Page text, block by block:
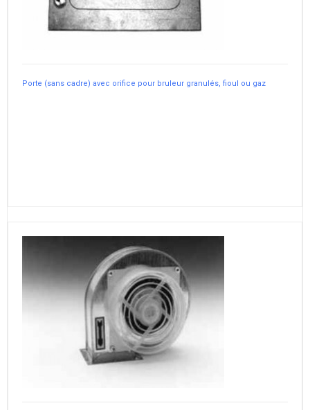
Porte (sans cadre) avec orifice pour bruleur granulés, fioul ou gaz